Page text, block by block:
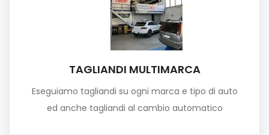
TAGLIANDI MULTIMARCA
Eseguiamo tagliandi su ogni marca e tipo di auto
ed anche tagliandi al cambio automatico